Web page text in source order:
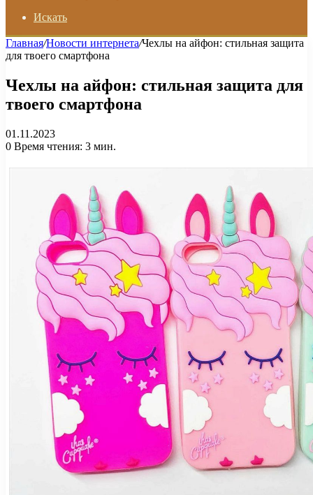
Искать
Главная/Новости интернета/Чехлы на айфон: стильная защита
для твоего смартфона
Чехлы на айфон: стильная защита для
твоего смартфона
01.11.2023
0 Время чтения: 3 мин.